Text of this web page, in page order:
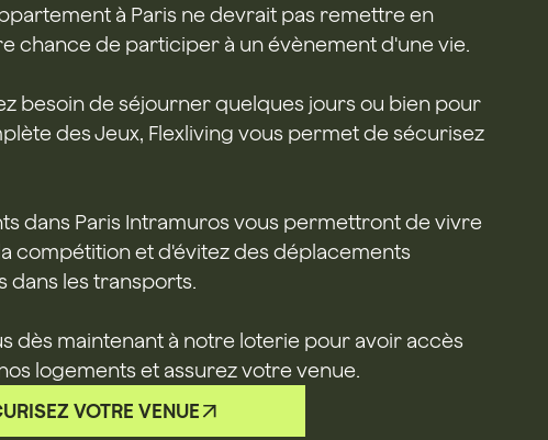
à Paris ne devrait pas remettre en
chance de participer à un évènement d'une vie.
besoin de séjourner quelques jours ou bien pour
des Jeux, Flexliving vous permet de sécurisez
dans Paris Intramuros vous permettront de vivre
compétition et d'évitez des déplacements
dans les transports.
dès maintenant à notre loterie pour avoir accès
logements et assurez votre venue.
VOTRE VENUE